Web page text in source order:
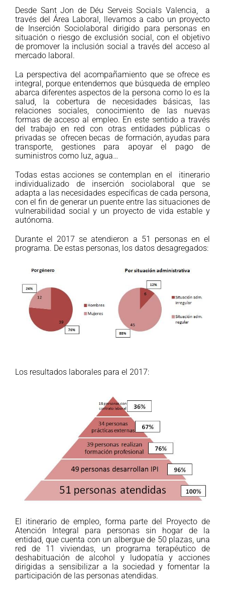
Desde Sant Jon de Déu Serveis Socials Valencia, a
través del Área Laboral, llevamos a cabo un proyecto
de Inserción Sociolaboral dirigido para personas en
situación o riesgo de exclusión social, con el objetivo
de promover la inclusión social a través del acceso al
mercado laboral.
La perspectiva del acompañamiento que se ofrece es
integral, porque entendemos que búsqueda de empleo
abarca diferentes aspectos de la persona como lo es la
salud, la cobertura de necesidades básicas, las
relaciones sociales, conocimiento de las nuevas
formas de acceso al empleo. En este sentido a través
del trabajo en red con otras entidades públicas o
privadas se ofrecen becas de formación, ayudas para
transporte, gestiones para apoyar el pago de
suministros como luz, agua…
Todas estas acciones se contemplan en el itinerario
individualizado de inserción sociolaboral que se
adapta a las necesidades específicas de cada persona,
con el fin de generar un puente entre las situaciones de
vulnerabilidad social y un proyecto de vida estable y
autónoma.
Durante el 2017 se atendieron a 51 personas en el
programa. De estas personas, los datos desagregados:
Los resultados laborales para el 2017:
El itinerario de empleo, forma parte del Proyecto de
Atención Integral para personas sin hogar de la
entidad, que cuenta con un albergue de 50 plazas, una
red de 11 viviendas, un programa terapéutico de
deshabituación de alcohol y ludopatía y acciones
dirigidas a sensibilizar a la sociedad y fomentar la
participación de las personas atendidas.